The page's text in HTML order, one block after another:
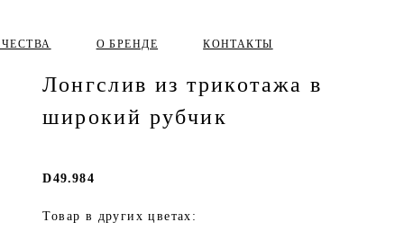
О БРЕНДЕ КОНТАКТЫ
Лонгслив из трикотажа в
широкий рубчик
D49.984
Товар в других цветах: